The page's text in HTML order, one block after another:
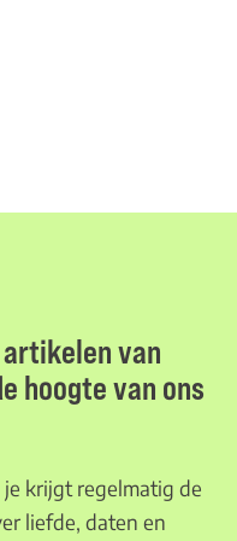
van
hoogte van ons
krijgt regelmatig de
liefde, daten en